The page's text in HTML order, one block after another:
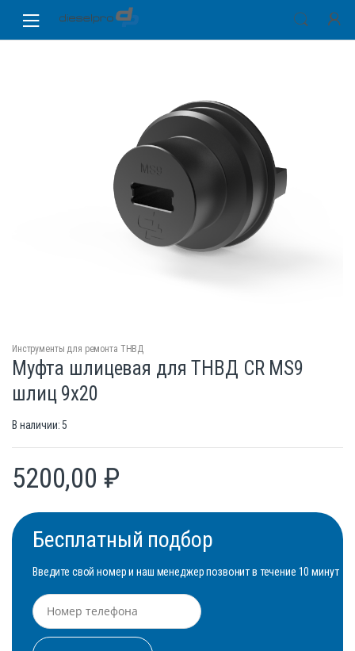
navigation
content
Инструменты для ремонта ТНВД
Муфта шлицевая для ТНВД CR MS9
шлиц 9х20
В наличии: 5
5200,00 ₽
Бесплатный подбор
Введите свой номер и наш менеджер позвонит в течение 10 минут